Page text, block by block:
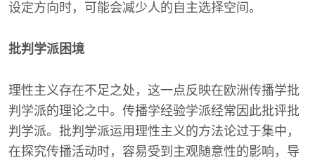
设定方向时，可能会减少人的自主选择空间。
批判学派困境
理性主义存在不足之处，这一点反映在欧洲传播学批
判学派的理论之中。传播学经验学派经常因此批评批
判学派。批判学派运用理性主义的方法论过于集中，
在探究传播活动时，容易受到主观随意性的影响，导